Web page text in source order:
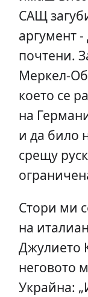
САЩ
аргумент
почтени.
Меркел-
което се
на
и да било
срещу
Стори ми
на
Джулието
неговото
Украйна: